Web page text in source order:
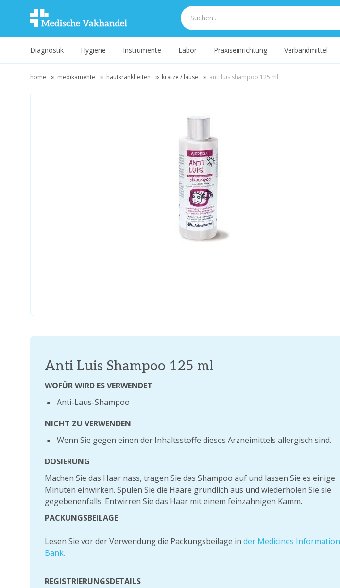
Diagnostik Hygiene Instrumente Labor Praxiseinrichtung Verbandmittel
home medikamente hautkrankheiten krätze / läuse anti luis shampoo 125 ml
Anti Luis Shampoo 125 ml
WOFÜR WIRD ES VERWENDET
Anti-Laus-Shampoo
NICHT ZU VERWENDEN
Wenn Sie gegen einen der Inhaltsstoffe dieses Arzneimittels allergisch sind.
DOSIERUNG
Machen Sie das Haar nass, tragen Sie das Shampoo auf und lassen Sie es einige
Minuten einwirken. Spülen Sie die Haare gründlich aus und wiederholen Sie sie
gegebenenfalls. Entwirren Sie das Haar mit einem feinzahnigen Kamm.
PACKUNGSBEILAGE
Lesen Sie vor der Verwendung die Packungsbeilage in der Medicines Information
Bank.
REGISTRIERUNGSDETAILS